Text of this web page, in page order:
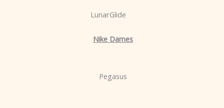
LunarGlide
Nike Dames
Pegasus